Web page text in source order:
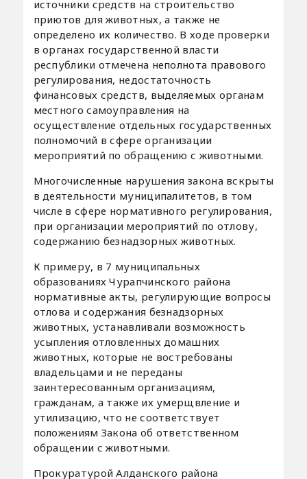
источники средств на строительство
приютов для животных, а также не
определено их количество. В ходе проверки
в органах государственной власти
республики отмечена неполнота правового
регулирования, недостаточность
финансовых средств, выделяемых органам
местного самоуправления на
осуществление отдельных государственных
полномочий в сфере организации
мероприятий по обращению с животными.
Многочисленные нарушения закона вскрыты
в деятельности муниципалитетов, в том
числе в сфере нормативного регулирования,
при организации мероприятий по отлову,
содержанию безнадзорных животных.
К примеру, в 7 муниципальных
образованиях Чурапчинского района
нормативные акты, регулирующие вопросы
отлова и содержания безнадзорных
животных, устанавливали возможность
усыпления отловленных домашних
животных, которые не востребованы
владельцами и не переданы
заинтересованным организациям,
гражданам, а также их умерщвление и
утилизацию, что не соответствует
положениям Закона об ответственном
обращении с животными.
Прокуратурой Алданского района